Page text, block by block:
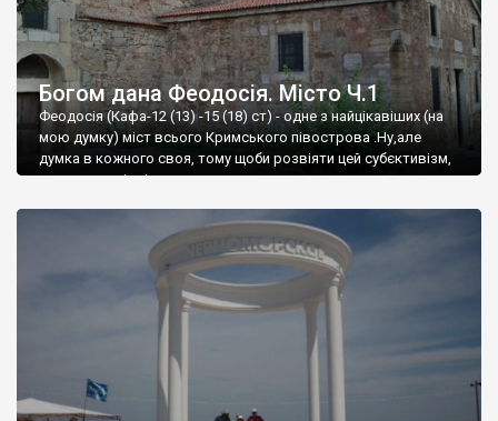
Богом дана Феодосія. Місто Ч.1
Феодосія (Кафа-12 (13) -15 (18) ст) - одне з найцікавіших (на
мою думку) міст всього Кримського півострова .Ну,але
думка в кожного своя, тому щоби розвіяти цей субєктивізм,
запрошую відвідати це